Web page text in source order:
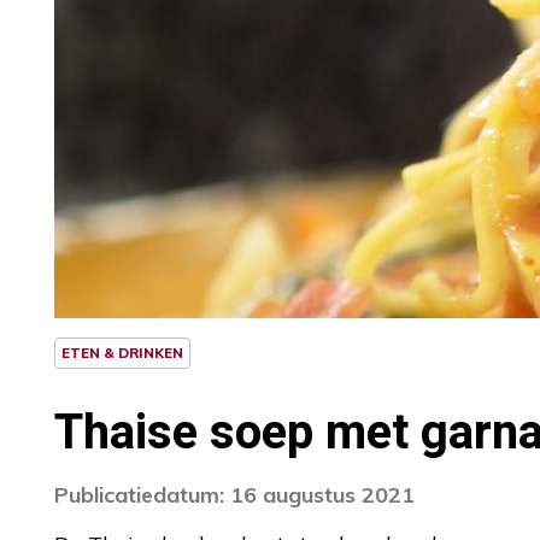
ETEN & DRINKEN
Thaise soep met
Publicatiedatum: 16 augustus 2021